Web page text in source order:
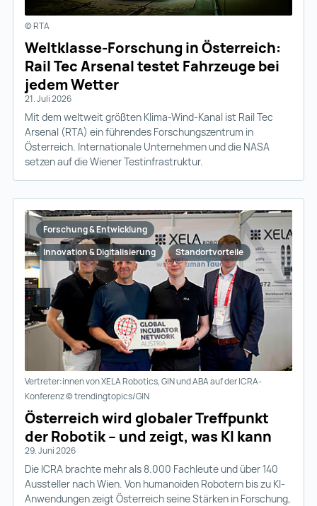
© RTA
Weltklasse-Forschung in Österreich:
Rail Tec Arsenal testet Fahrzeuge bei
jedem Wetter
21. Juli 2026
Mit dem weltweit größten Klima-Wind-Kanal ist Rail Tec
Arsenal (RTA) ein führendes Forschungszentrum in
Österreich. Internationale Unternehmen und die NASA
setzen auf die Wiener Testinfrastruktur.
Forschung & Entwicklung
Innovation & Digitalisierung
Standortvorteile
Vertreter:innen von XELA Robotics, GIN und ABA auf der ICRA-
Konferenz © trendingtopics/GIN
Österreich wird globaler Treffpunkt
der Robotik – und zeigt, was KI kann
29. Juni 2026
Die ICRA brachte mehr als 8.000 Fachleute und über 140
Aussteller nach Wien. Von humanoiden Robotern bis zu KI-
Anwendungen zeigt Österreich seine Stärken in Forschung,